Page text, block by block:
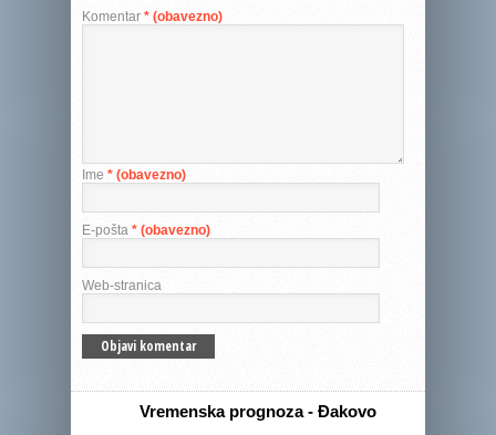
Komentar * (obavezno)
Ime * (obavezno)
E-pošta * (obavezno)
Web-stranica
Vremenska prognoza - Đakovo